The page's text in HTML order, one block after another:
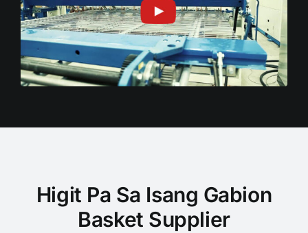
Higit Pa Sa Isang Gabion
Basket Supplier